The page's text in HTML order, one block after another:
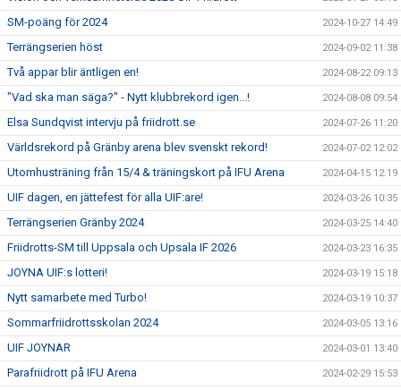
SM-poäng för 2024 2024-10-27 14:49
Terrängserien höst 2024-09-02 11:38
Två appar blir äntligen en! 2024-08-22 09:13
"Vad ska man säga?" - Nytt klubbrekord igen...! 2024-08-08 09:54
Elsa Sundqvist intervju på friidrott.se 2024-07-26 11:20
Världsrekord på Gränby arena blev svenskt rekord! 2024-07-02 12:02
Utomhusträning från 15/4 & träningskort på IFU Arena 2024-04-15 12:19
UIF dagen, en jättefest för alla UIF:are! 2024-03-26 10:35
Terrängserien Gränby 2024 2024-03-25 14:40
Friidrotts-SM till Uppsala och Upsala IF 2026 2024-03-23 16:35
JOYNA UIF:s lotteri! 2024-03-19 15:18
Nytt samarbete med Turbo! 2024-03-19 10:37
Sommarfriidrottsskolan 2024 2024-03-05 13:16
UIF JOYNAR 2024-03-01 13:40
Parafriidrott på IFU Arena 2024-02-29 15:53